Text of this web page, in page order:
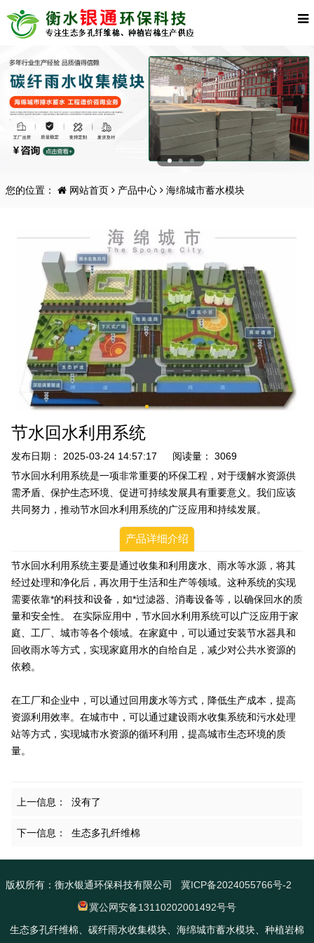
您的位置： 网站首页 产品中心 海绵城市蓄水模块
节水回水利用系统
发布日期： 2025-03-24 14:57:17 阅读量：
3069
节水回水利用系统是一项非常重要的环保工程，对于缓解水资源供
需矛盾、保护生态环境、促进可持续发展具有重要意义。我们应该
共同努力，推动节水回水利用系统的广泛应用和持续发展。
产品详细介绍
节水回水利用系统主要是通过收集和利用废水、雨水等水源，将其
经过处理和净化后，再次用于生活和生产等领域。这种系统的实现
需要依靠*的科技和设备，如*过滤器、消毒设备等，以确保回水的质
量和安全性。 在实际应用中，节水回水利用系统可以广泛应用于家
庭、工厂、城市等各个领域。在家庭中，可以通过安装节水器具和
回收雨水等方式，实现家庭用水的自给自足，减少对公共水资源的
依赖。
在工厂和企业中，可以通过回用废水等方式，降低生产成本，提高
资源利用效率。在城市中，可以通过建设雨水收集系统和污水处理
站等方式，实现城市水资源的循环利用，提高城市生态环境的质
量。
上一信息： 没有了
下一信息： 生态多孔纤维棉
版权所有：衡水银通环保科技有限公司
冀ICP备2024055766号-2
冀公网安备13110202001492号号
生态多孔纤维棉、碳纤雨水收集模块、海绵城市蓄水模块、种植岩棉